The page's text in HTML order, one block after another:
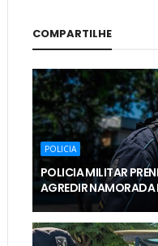
COMPARTILHE
POLICIA
POLICIA MILITAR
AGREDIR NAMORADA